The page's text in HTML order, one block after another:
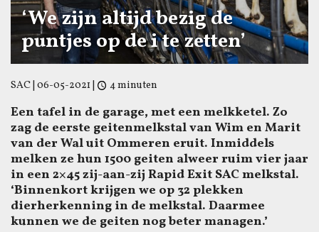
‘We zijn altijd bezig de
puntjes op de i te zetten’
SAC 06-05-2021 4 minuten
Een tafel in de garage, met een melkketel. Zo
zag de eerste geitenmelkstal van Wim en Marit
van der Wal uit Ommeren eruit. Inmiddels
melken ze hun 1500 geiten alweer ruim vier jaar
in een 2×45 zij-aan-zij Rapid Exit SAC melkstal.
‘Binnenkort krijgen we op 32 plekken
dierherkenning in de melkstal. Daarmee
kunnen we de geiten nog beter managen.’